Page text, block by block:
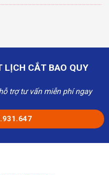
CẮT BAO QUY
trợ tư vấn miễn phí ngay